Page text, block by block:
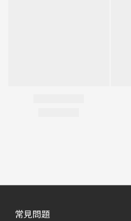
常見問題